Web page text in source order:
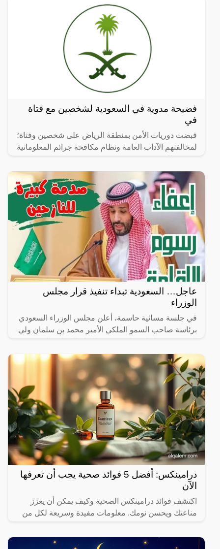
فضيحة مدوية في السعودية لشخصين مع فتاة
في
قبضت دوريات الأمن بمنطقة الرياض على شخصين وفتاة؛
لمخالفتهم الآداب العامة ونظام مكافحة جرائم المعلوماتية
عاجل… السعودية تبداء تنفيذ قرار مجلس
الوزراء
في جلسة مسائية حاسمة، أعلن مجلس الوزراء السعودي
برئاسة صاحب السمو الملكي الأمير محمد بن سلمان ولي
السعودية
درامينكس: أفضل 5 فوائد صحية يجب أن تعرفها
الآن
اكتشف فوائد درامينكس الصحية وكيف يمكن أن يعزز
مناعتك ويحسن نومك. معلومات مفيدة وسريعة لكل من